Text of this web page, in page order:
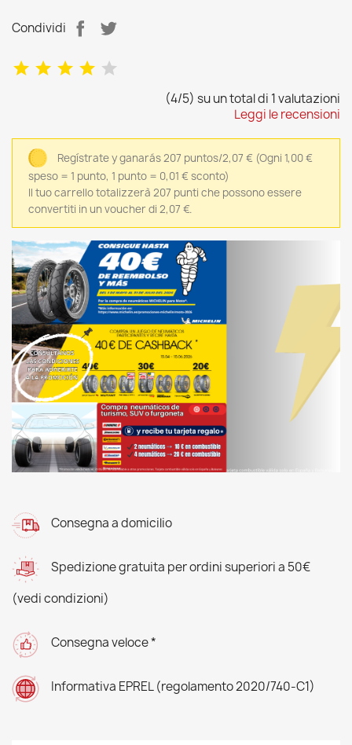
Condividi
(4/5) su un total di 1 valutazioni
Leggi le recensioni
Regístrate y ganarás 207 puntos/2,07 € (Ogni 1,00 €
speso = 1 punto, 1 punto = 0,01 € sconto)
Il tuo carrello totalizzerà 207 punti che possono essere
convertiti in un voucher di 2,07 €.
Consegna a domicilio
Spedizione gratuita per ordini superiori a 50€
(vedi condizioni)
Consegna veloce *
Informativa EPREL (regolamento 2020/740-C1)